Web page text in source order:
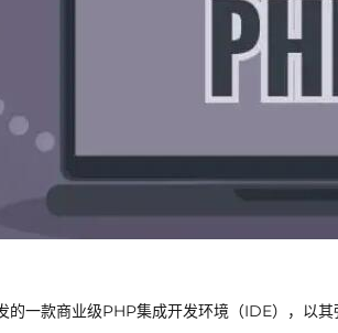
一款商业级PHP集成开发环境（IDE），以其